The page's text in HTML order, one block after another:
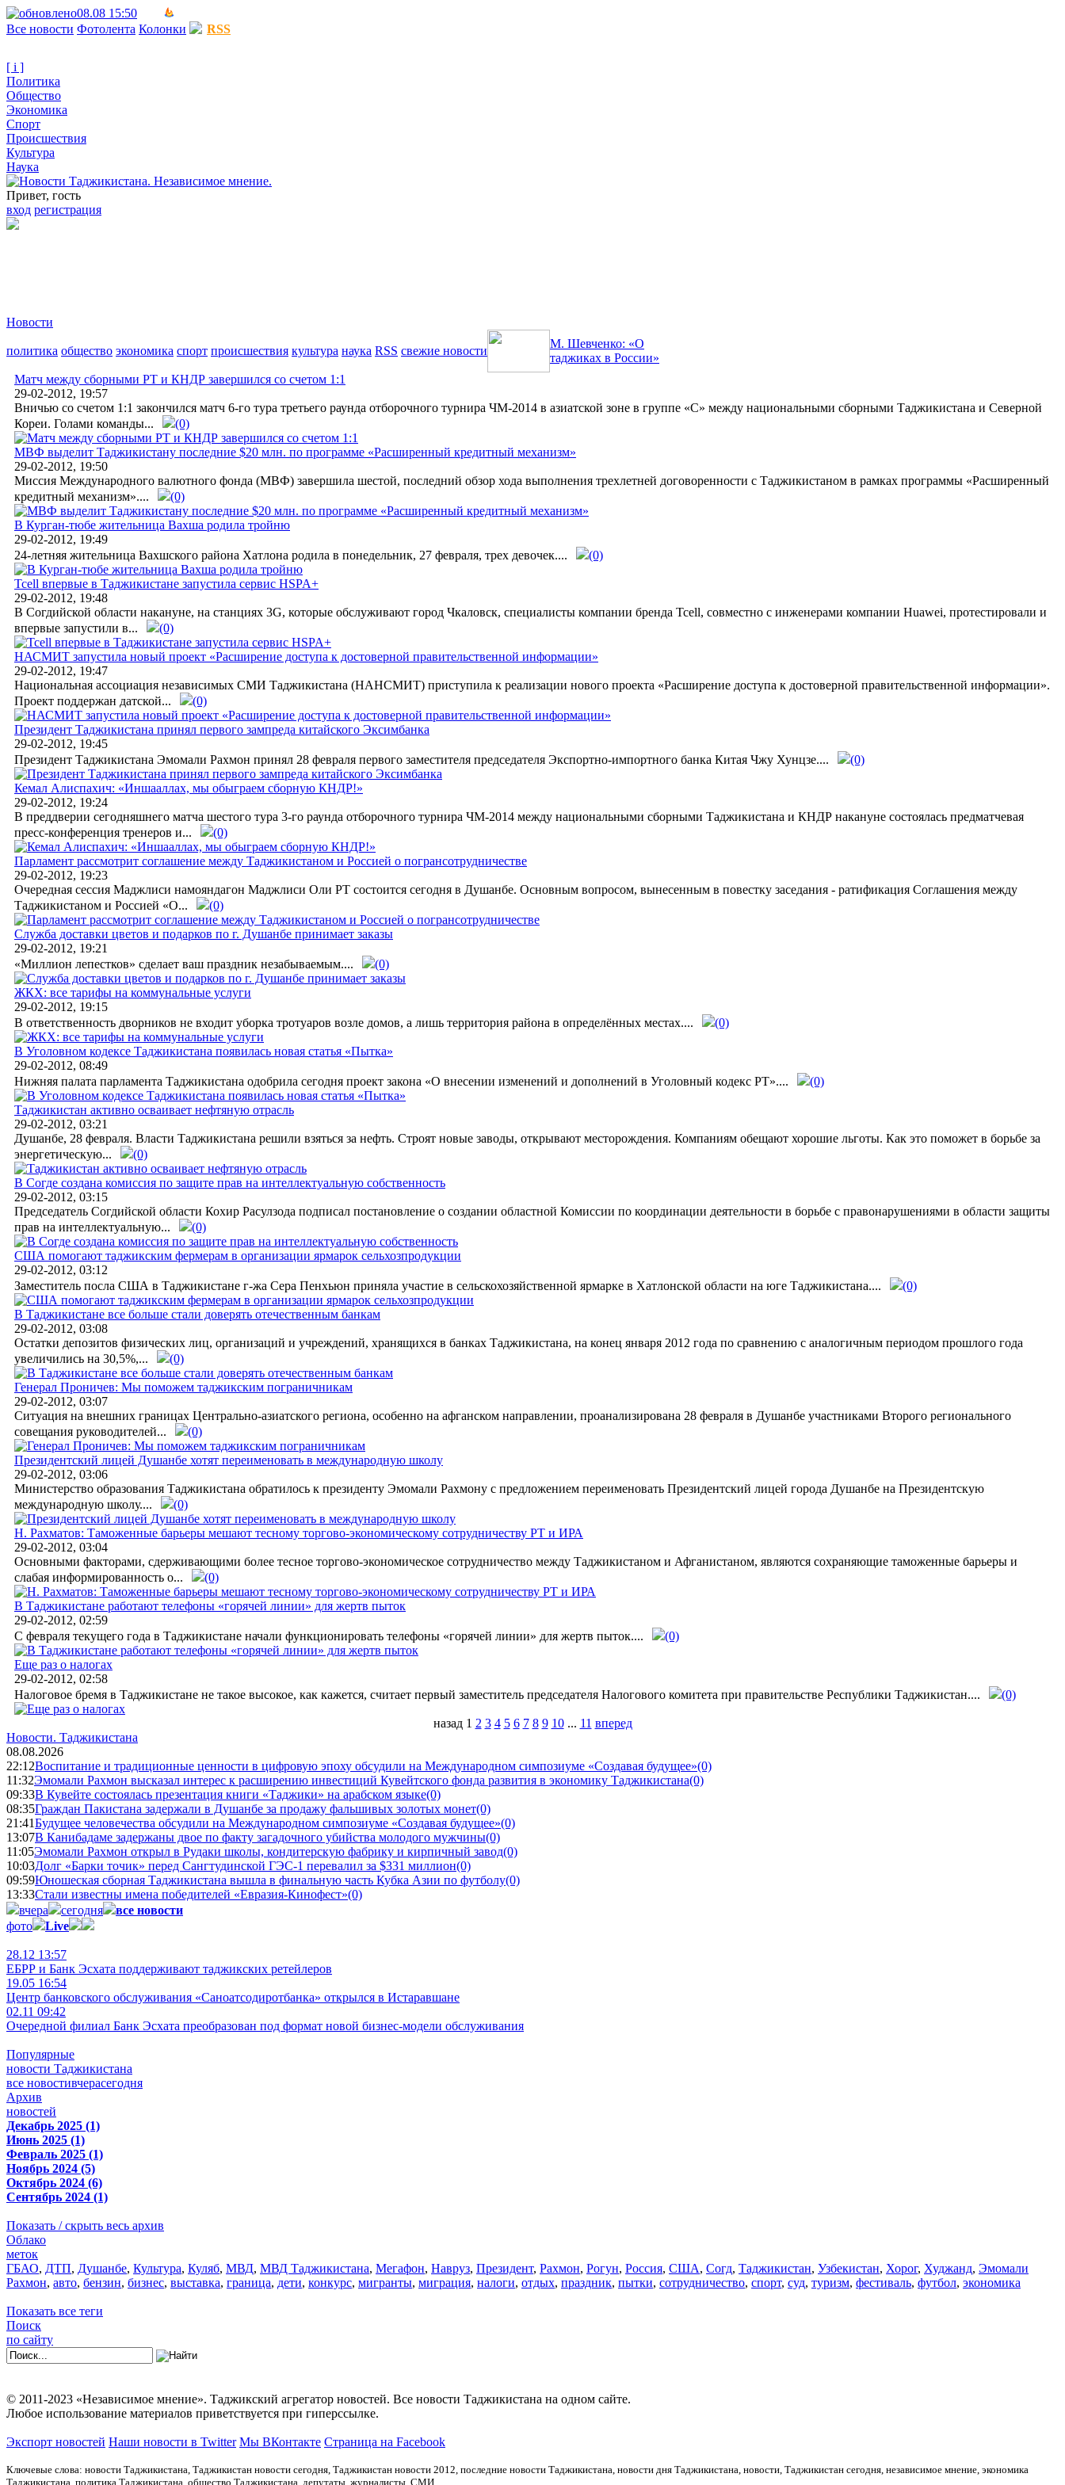
08.08 15:50
Все новости Фотолента Колонки RSS
[ i ]
Политика
Общество
Экономика
Спорт
Происшествия
Культура
Наука
Привет, гость
вход регистрация
Новости
политика общество экономика спорт происшествия культура наука RSS свежие новости
М. Шевченко: «О
таджиках в России»
Матч между сборными РТ и КНДР завершился со счетом 1:1
29-02-2012, 19:57
Вничью со счетом 1:1 закончился матч 6-го тура третьего раунда отборочного турнира ЧМ-2014 в азиатской зоне в группе «С» между национальными сборными Таджикистана и Северной
Кореи. Голами команды...
(0)
МВФ выделит Таджикистану последние $20 млн. по программе «Расширенный кредитный механизм»
29-02-2012, 19:50
Миссия Международного валютного фонда (МВФ) завершила шестой, последний обзор хода выполнения трехлетней договоренности с Таджикистаном в рамках программы «Расширенный
кредитный механизм»....
(0)
В Курган-тюбе жительница Вахша родила тройню
29-02-2012, 19:49
24-летняя жительница Вахшского района Хатлона родила в понедельник, 27 февраля, трех девочек....
(0)
Tcell впервые в Таджикистане запустила сервис HSPA+
29-02-2012, 19:48
В Согдийской области накануне, на станциях 3G, которые обслуживают город Чкаловск, специалисты компании бренда Tcell, совместно с инженерами компании Huawei, протестировали и
впервые запустили в...
(0)
НАСМИТ запустила новый проект «Расширение доступа к достоверной правительственной информации»
29-02-2012, 19:47
Национальная ассоциация независимых СМИ Таджикистана (НАНСМИТ) приступила к реализации нового проекта «Расширение доступа к достоверной правительственной информации».
Проект поддержан датской...
(0)
Президент Таджикистана принял первого зампреда китайского Эксимбанка
29-02-2012, 19:45
Президент Таджикистана Эмомали Рахмон принял 28 февраля первого заместителя председателя Экспортно-импортного банка Китая Чжу Хунцзе....
(0)
Кемал Алиспахич: «Иншааллах, мы обыграем сборную КНДР!»
29-02-2012, 19:24
В преддверии сегодняшнего матча шестого тура 3-го раунда отборочного турнира ЧМ-2014 между национальными сборными Таджикистана и КНДР накануне состоялась предматчевая
пресс-конференция тренеров и...
(0)
Парламент рассмотрит соглашение между Таджикистаном и Россией о погрансотрудничестве
29-02-2012, 19:23
Очередная сессия Маджлиси намояндагон Маджлиси Оли РТ состоится сегодня в Душанбе. Основным вопросом, вынесенным в повестку заседания - ратификация Соглашения между
Таджикистаном и Россией «О...
(0)
Служба доставки цветов и подарков по г. Душанбе принимает заказы
29-02-2012, 19:21
«Миллион лепестков» сделает ваш праздник незабываемым....
(0)
ЖКХ: все тарифы на коммунальные услуги
29-02-2012, 19:15
В ответственность дворников не входит уборка тротуаров возле домов, а лишь территория района в определённых местах....
(0)
В Уголовном кодексе Таджикистана появилась новая статья «Пытка»
29-02-2012, 08:49
Нижняя палата парламента Таджикистана одобрила сегодня проект закона «О внесении изменений и дополнений в Уголовный кодекс РТ»....
(0)
Таджикистан активно осваивает нефтяную отрасль
29-02-2012, 03:21
Душанбе, 28 февраля. Власти Таджикистана решили взяться за нефть. Строят новые заводы, открывают месторождения. Компаниям обещают хорошие льготы. Как это поможет в борьбе за
энергетическую...
(0)
В Согде создана комиссия по защите прав на интеллектуальную собственность
29-02-2012, 03:15
Председатель Согдийской области Кохир Расулзода подписал постановление о создании областной Комиссии по координации деятельности в борьбе с правонарушениями в области защиты
прав на интеллектуальную...
(0)
США помогают таджикским фермерам в организации ярмарок сельхозпродукции
29-02-2012, 03:12
Заместитель посла США в Таджикистане г-жа Сера Пенхьюн приняла участие в сельскохозяйственной ярмарке в Хатлонской области на юге Таджикистана....
(0)
В Таджикистане все больше стали доверять отечественным банкам
29-02-2012, 03:08
Остатки депозитов физических лиц, организаций и учреждений, хранящихся в банках Таджикистана, на конец января 2012 года по сравнению с аналогичным периодом прошлого года
увеличились на 30,5%,...
(0)
Генерал Проничев: Мы поможем таджикским пограничникам
29-02-2012, 03:07
Ситуация на внешних границах Центрально-азиатского региона, особенно на афганском направлении, проанализирована 28 февраля в Душанбе участниками Второго регионального
совещания руководителей...
(0)
Президентский лицей Душанбе хотят переименовать в международную школу
29-02-2012, 03:06
Министерство образования Таджикистана обратилось к президенту Эмомали Рахмону с предложением переименовать Президентский лицей города Душанбе на Президентскую
международную школу....
(0)
Н. Рахматов: Таможенные барьеры мешают тесному торгово-экономическому сотрудничеству РТ и ИРА
29-02-2012, 03:04
Основными факторами, сдерживающими более тесное торгово-экономическое сотрудничество между Таджикистаном и Афганистаном, являются сохраняющие таможенные барьеры и
слабая информированность о...
(0)
В Таджикистане работают телефоны «горячей линии» для жертв пыток
29-02-2012, 02:59
С февраля текущего года в Таджикистане начали функционировать телефоны «горячей линии» для жертв пыток....
(0)
Еще раз о налогах
29-02-2012, 02:58
Налоговое бремя в Таджикистане не такое высокое, как кажется, считает первый заместитель председателя Налогового комитета при правительстве Республики Таджикистан....
(0)
назад 1 2 3 4 5 6 7 8 9 10 ... 11 вперед
Новости. Таджикистана
08.08.2026
22:12Воспитание и традиционные ценности в цифровую эпоху обсудили на Международном симпозиуме «Создавая будущее»(0)
11:32Эмомали Рахмон высказал интерес к расширению инвестиций Кувейтского фонда развития в экономику Таджикистана(0)
09:33В Кувейте состоялась презентация книги «Таджики» на арабском языке(0)
08:35Граждан Пакистана задержали в Душанбе за продажу фальшивых золотых монет(0)
21:41Будущее человечества обсудили на Международном симпозиуме «Создавая будущее»(0)
13:07В Канибадаме задержаны двое по факту загадочного убийства молодого мужчины(0)
11:05Эмомали Рахмон открыл в Рудаки школы, кондитерскую фабрику и кирпичный завод(0)
10:03Долг «Барки точик» перед Сангтудинской ГЭС-1 перевалил за $331 миллион(0)
09:59Юношеская сборная Таджикистана вышла в финальную часть Кубка Азии по футболу(0)
13:33Стали известны имена победителей «Евразия-Кинофест»(0)
вчера
сегодня
все новости
фото
Live
28.12 13:57
ЕБРР и Банк Эсхата поддерживают таджикских ретейлеров
19.05 16:54
Центр банковского обслуживания «Саноатсодиротбанка» открылся в Истаравшане
02.11 09:42
Очередной филиал Банк Эсхата преобразован под формат новой бизнес-модели обслуживания
Популярные
новости Таджикистана
все новостивчерасегодня
Архив
новостей
Декабрь 2025 (1)
Июнь 2025 (1)
Февраль 2025 (1)
Ноябрь 2024 (5)
Октябрь 2024 (6)
Сентябрь 2024 (1)
Показать / скрыть весь архив
Облако
меток
ГБАО, ДТП, Душанбе, Культура, Куляб, МВД, МВД Таджикистана, Мегафон, Навруз, Президент, Рахмон, Рогун, Россия, США, Согд, Таджикистан, Узбекистан, Хорог, Худжанд, Эмомали
Рахмон, авто, бензин, бизнес, выставка, граница, дети, конкурс, мигранты, миграция, налоги, отдых, праздник, пытки, сотрудничество, спорт, суд, туризм, фестиваль, футбол, экономика
Показать все теги
Поиск
по сайту
© 2011-2023 «Независимое мнение». Таджикский агрегатор новостей. Все новости Таджикистана на одном сайте.
Любое использование материалов приветствуется при гиперссылке.
Экспорт новостей Наши новости в Twitter Мы ВКонтакте Страница на Facebook
Ключевые слова: новости Таджикистана, Таджикистан новости сегодня, Таджикистан новости 2012, последние новости Таджикистана, новости дня Таджикистана, новости, Таджикистан сегодня, независимое мнение, экономика
Таджикистана, политика Таджикистана, общество Таджикистана, депутаты, журналисты, СМИ